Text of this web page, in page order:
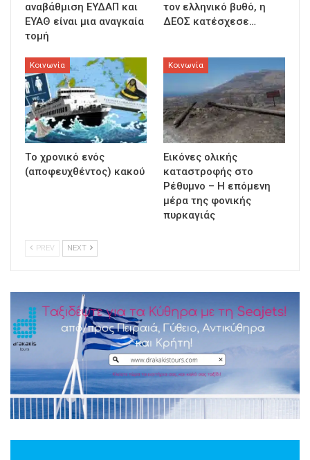
αναβάθμιση ΕΥΔΑΠ και
ΕΥΑΘ είναι μια αναγκαία
τομή
τον ελληνικό βυθό, η
ΔΕΟΣ κατέσχεσε…
Κοινωνία
Τo χρονικό ενός
(αποφευχθέντος) κακού
Κοινωνία
Εικόνες ολικής
καταστροφής στο
Ρέθυμνο – Η επόμενη
μέρα της φονικής
πυρκαγιάς
PREV NEXT